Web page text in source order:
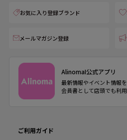
お気に入り登録ブランド
メールマガジン登録
AlinomaI公式アプリ
最新情報やイベント情報
会員書として店頭でも利
ご利用ガイド